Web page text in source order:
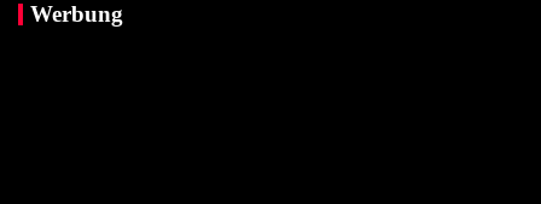
Werbung